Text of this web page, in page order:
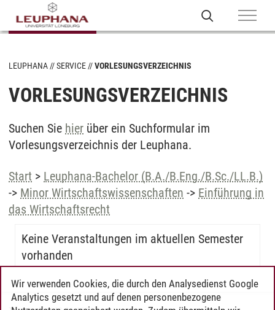
LEUPHANA SERVICE VORLESUNGSVERZEICHNIS
VORLESUNGSVERZEICHNIS
Suchen Sie hier über ein Suchformular im
Vorlesungsverzeichnis der Leuphana.
Start > Leuphana-Bachelor (B.A./B.Eng./B.Sc./LL.B.)
-> Minor Wirtschaftswissenschaften -> Einführung in
das Wirtschaftsrecht
Keine Veranstaltungen im aktuellen Semester
vorhanden
Wir verwenden Cookies, die durch den Analysedienst Google
Analytics gesetzt und auf denen personenbezogene